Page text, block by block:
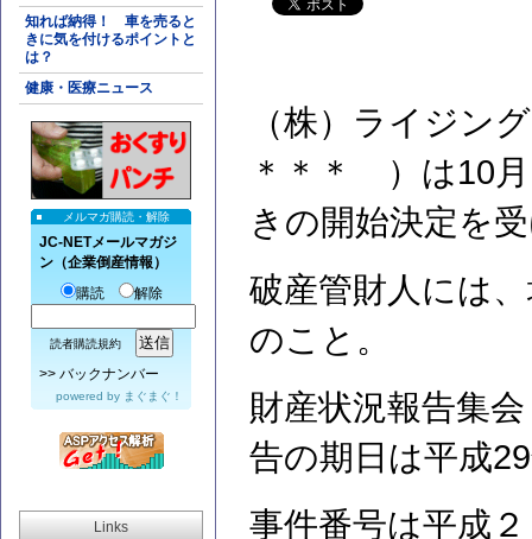
知れば納得！ 車を売ると
きに気を付けるポイントと
は？
健康・医療ニュース
メルマガ購読・解除
JC-NETメールマガジ
ン（企業倒産情報）
購読
解除
読者購読規約
>> バックナンバー
powered by まぐまぐ！
Links
（株）ライジン
＊＊＊ ）は10
きの開始決定を
破産管財人には
のこと。
財産状況報告集
告の期日は平成
事件番号は平成